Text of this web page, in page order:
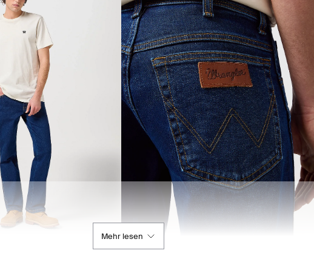
Mehr lesen